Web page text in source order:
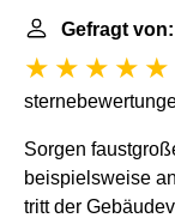
Gefragt
Sorgen
beispielsweise
tritt der